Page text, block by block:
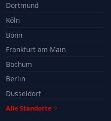
Dortmund
Köln
Bonn
Frankfurt am Main
Bochum
Berlin
Düsseldorf
Alle Standorte